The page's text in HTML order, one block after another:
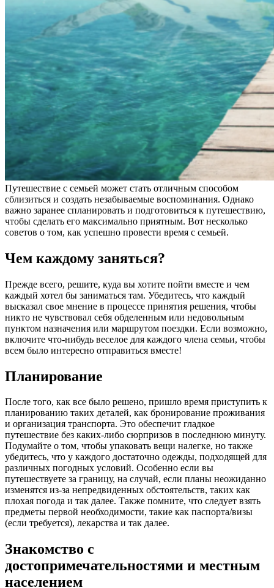
Путешествие с семьей может стать отличным способом
сблизиться и создать незабываемые воспоминания. Однако
важно заранее спланировать и подготовиться к путешествию,
чтобы сделать его максимально приятным. Вот несколько
советов о том, как успешно провести время с семьей.
Чем каждому заняться?
Прежде всего, решите, куда вы хотите пойти вместе и чем
каждый хотел бы заниматься там. Убедитесь, что каждый
высказал свое мнение в процессе принятия решения, чтобы
никто не чувствовал себя обделенным или недовольным
пунктом назначения или маршрутом поездки. Если возможно,
включите что-нибудь веселое для каждого члена семьи, чтобы
всем было интересно отправиться вместе!
Планирование
После того, как все было решено, пришло время приступить к
планированию таких деталей, как бронирование проживания
и организация транспорта. Это обеспечит гладкое
путешествие без каких-либо сюрпризов в последнюю минуту.
Подумайте о том, чтобы упаковать вещи налегке, но также
убедитесь, что у каждого достаточно одежды, подходящей для
различных погодных условий. Особенно если вы
путешествуете за границу, на случай, если планы неожиданно
изменятся из-за непредвиденных обстоятельств, таких как
плохая погода и так далее. Также помните, что следует взять
предметы первой необходимости, такие как паспорта/визы
(если требуется), лекарства и так далее.
Знакомство с
достопримечательностями и местным
населением